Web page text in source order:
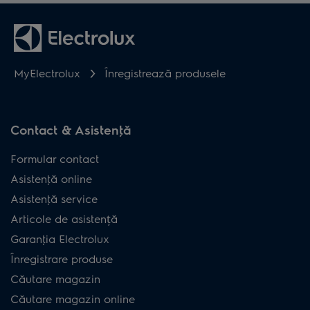
MyElectrolux Înregistrează produsele
Contact & Asistenţă
Formular contact
Asistenţă online
Asistenţă service
Articole de asistență
Garanţia Electrolux
Înregistrare produse
Căutare magazin
Căutare magazin online